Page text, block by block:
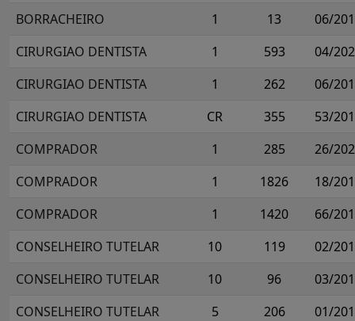
BORRACHEIRO
1 13
06/
CIRURGIAO DENTISTA
1 593
04/
CIRURGIAO DENTISTA
1 262
06/
CIRURGIAO DENTISTA
CR 355
53/
COMPRADOR
1 285
26/
COMPRADOR
1 1826
18/
COMPRADOR
1 1420
66/
CONSELHEIRO TUTELAR
10 119
02/
CONSELHEIRO TUTELAR
10 96
03/
CONSELHEIRO TUTELAR
5 206
01/